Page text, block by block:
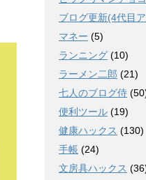
ブログ更新(4代目
マネー (5)
ランニング (10)
ラーメン二郎 (21)
七人のブログ侍
便利ツール (19)
健康ハックス (130)
手帳 (24)
文房具ハックス